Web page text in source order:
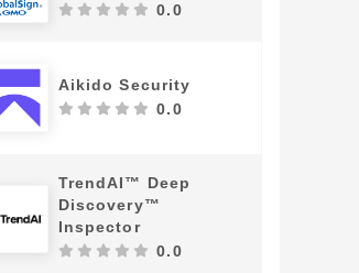
0.0
Aikido Security
0.0
TrendAI™ Deep
Discovery™
Inspector
0.0